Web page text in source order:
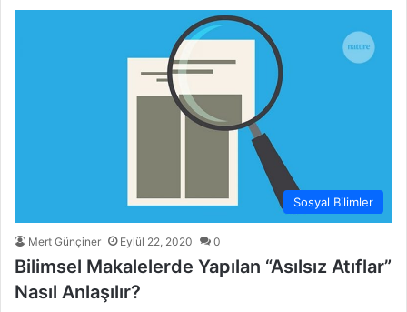
Sosyal Bilimler
Mert Günçiner Eylül 22, 2020 0
Bilimsel Makalelerde Yapılan “Asılsız Atıflar”
Nasıl Anlaşılır?